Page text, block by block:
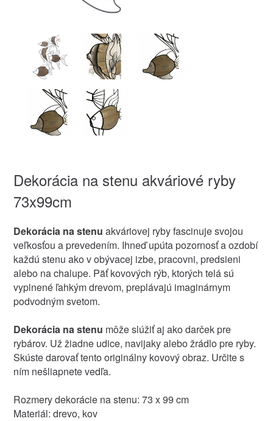
Dekorácia na stenu akváriové ryby
73x99cm
Dekorácia na stenu akváriovej ryby fascinuje svojou
veľkosťou a prevedením. Ihneď upúta pozornosť a ozdobí
každú stenu ako v obývacej izbe, pracovni, predsieni
alebo na chalupe. Päť kovových rýb, ktorých telá sú
vyplnené ľahkým drevom, preplávajú imaginárnym
podvodným svetom.
Dekorácia na stenu môže slúžiť aj ako darček pre
rybárov. Už žiadne udice, navijaky alebo žrádlo pre ryby.
Skúste darovať tento originálny kovový obraz. Určite s
ním nešliapnete vedľa.
Rozmery dekorácie na stenu: 73 x 99 cm
Materiál: drevo, kov